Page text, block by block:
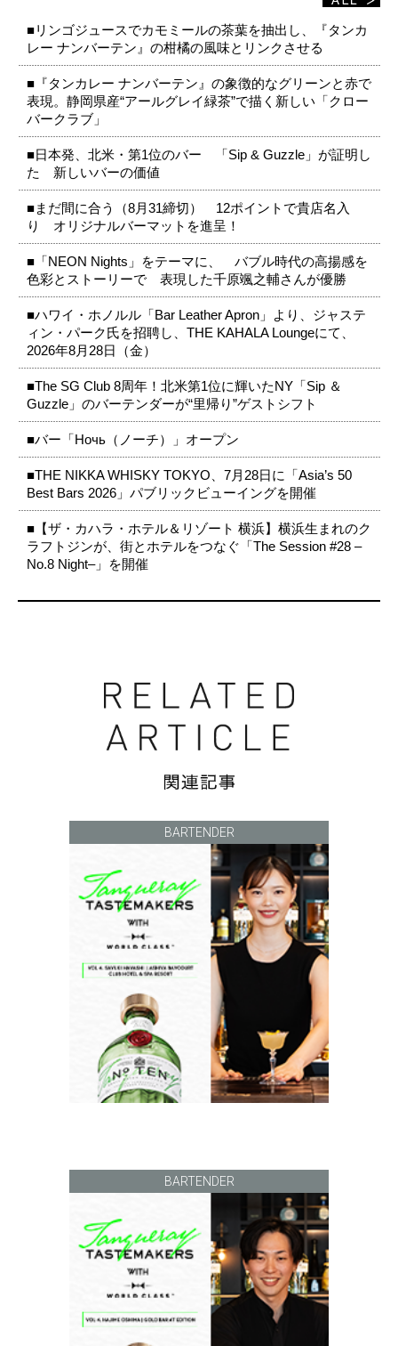
■リンゴジュースでカモミールの茶葉を抽出し、『タンカ
レー ナンバーテン』の柑橘の風味とリンクさせる
■『タンカレー ナンバーテン』の象徴的なグリーンと赤で
表現。静岡県産“アールグレイ緑茶”で描く新しい「クロー
バークラブ」
■日本発、北米・第1位のバー 「Sip & Guzzle」が証明し
た 新しいバーの価値
■まだ間に合う（8月31締切） 12ポイントで貴店名入
り オリジナルバーマットを進呈！
■「NEON Nights」をテーマに、 バブル時代の高揚感を
色彩とストーリーで 表現した千原颯之輔さんが優勝
■ハワイ・ホノルル「Bar Leather Apron」より、ジャステ
ィン・パーク氏を招聘し、THE KAHALA Loungeにて、
2026年8月28日（金）
■The SG Club 8周年！北米第1位に輝いたNY「Sip ＆
Guzzle」のバーテンダーが“里帰り”ゲストシフト
■バー「Ночь（ノーチ）」オープン
■THE NIKKA WHISKY TOKYO、7月28日に「Asia’s 50
Best Bars 2026」パブリックビューイングを開催
■【ザ・カハラ・ホテル＆リゾート 横浜】横浜生まれのク
ラフトジンが、街とホテルをつなぐ「The Session #28 –
No.8 Night–」を開催
BARTENDER
BARTENDER